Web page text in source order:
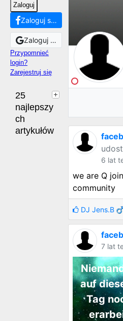
Zaloguj
Zaloguj się za pomocą
Zaloguj się za pomocą Google
Przypomnieć
login?
Zarejestruj się
25
najlepszy
ch
artykułów
6 lat
we are Q
community
DJ Jens.B
7 lat
auf
Tag